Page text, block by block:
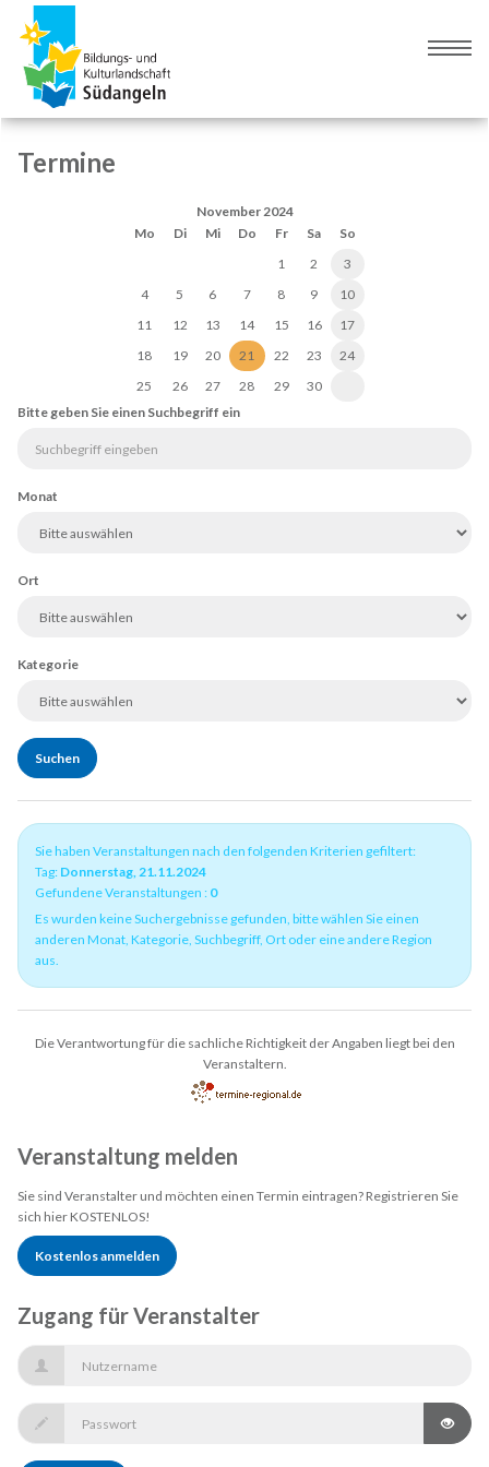
Navigation
springen
Inhalt
springen
Termine
November 2024
Mo
Di Mi Do Fr Sa
So
1
2
3
4
5 6 7 8 9
10
11
12 13 14 15 16
17
18
19 20 21 22 23
24
25
26 27 28 29
30
Bitte geben Sie einen Suchbegriff ein
Monat
Ort
Kategorie
Sie haben Veranstaltungen nach den folgenden Kriterien gefiltert:
Tag: Donnerstag, 21.11.2024
Gefundene Veranstaltungen : 0
Es wurden keine Suchergebnisse gefunden, bitte wählen Sie einen
anderen Monat, Kategorie, Suchbegriff, Ort oder eine andere Region
aus.
Die Verantwortung für die sachliche Richtigkeit der Angaben liegt bei den
Veranstaltern.
Veranstaltung melden
Sie sind Veranstalter und möchten einen Termin eintragen? Registrieren Sie
sich hier KOSTENLOS!
Kostenlos anmelden
Zugang für Veranstalter